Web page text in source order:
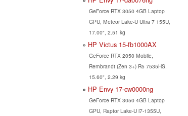
GeForce RTX 3050 4GB Laptop
GPU, Meteor Lake-U Ultra 7 155U,
17.00", 2.51 kg
HP Victus 15-fb1000AX
GeForce RTX 2050 Mobile,
Rembrandt (Zen 3+) R5 7535HS,
15.60", 2.29 kg
HP Envy 17-cw0000ng
GeForce RTX 3050 4GB Laptop
GPU, Raptor Lake-U i7-1355U,